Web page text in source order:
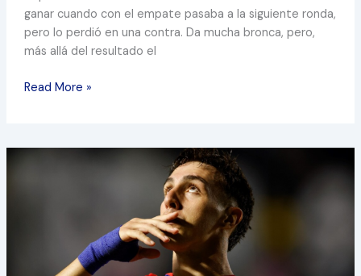
ganar cuando con el empate pasaba a la siguiente ronda,
pero lo perdió en una contra. Da mucha bronca, pero,
más allá del resultado el
Read More »